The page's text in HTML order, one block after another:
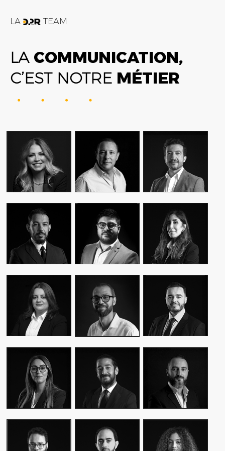
LA TEAM
LACOMMUNICATION,
C’EST NOTRE MÉTIER
FATIME ZOHRA
OUTAGHANI
CEO & FOUNDER
ALEX AXIOTIS
CEO & FOUNDER
AMIN FARES
GENERAL
MANAGER
WASSIM KASSARI
CHIEF FINANCIAL
OFFICER
MALIK IRAQI
MANAGING
DIRECTOR
YASMINE MYRIAM
DIRECTOR OF
OPERATIONS –
PUBLIC RELATIONS
MOUNA EL AZIM
DIRECTOR OF
OPERATIONS
AMINE LAGSSIR
STRATEGY
DIRECTOR
KARIM BENKIRAN
CHIEF CREATIVE
OFFICER
MEKHTOUME
PMO CHANGE &
WALID BAHYA
BUSINESS LEAD
GROUP
SAMI SABER
MEDIA RELATIONS
DIRECTOR